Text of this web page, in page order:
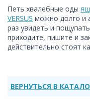
Петь хвалебные оды
VERSUS можно долго и
раз увидеть и
приходите, пишите и
действительно стоят
ВЕРНУТЬСЯ В